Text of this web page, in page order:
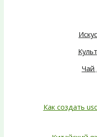
Чай
Как создать